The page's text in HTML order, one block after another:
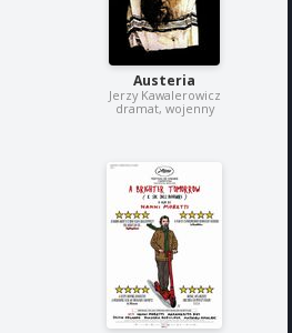
Austeria
Jerzy Kawalerowicz
dramat, wojenny